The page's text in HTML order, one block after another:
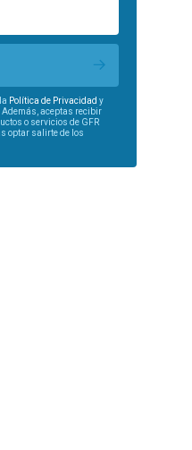
Política de Privacidad y
Además, aceptas recibir
o servicios de GFR
optar salirte de los